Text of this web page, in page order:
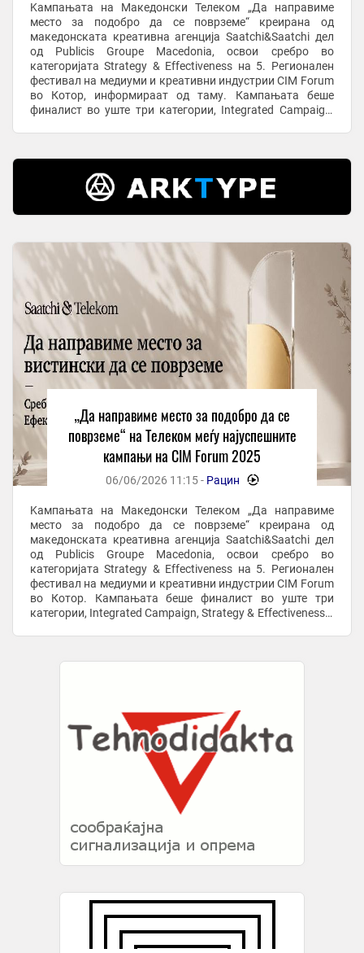
Kампањата на Македонски Телеком „Да направиме
место за подобро да се поврземе“ креирана од
македонската креативна агенција Saatchi&Saatchi дел
од Publicis Groupe Macedonia, освои сребро во
категоријата Strategy & Effectiveness на 5. Регионален
фестивал на медиуми и креативни индустрии CIM Forum
во Котор, информираат од таму. Кампањата беше
финалист во уште три категории, Integrated Campaign,
„Да направиме место за подобро да се
поврземе“ на Телеком меѓу најуспешните
кампањи на CIM Forum 2025
06/06/2026 11:15 - Рацин -
Kампањата на Македонски Телеком „Да направиме
место за подобро да се поврземе“ креирана од
македонската креативна агенција Saatchi&Saatchi дел
од Publicis Groupe Macedonia, освои сребро во
категоријата Strategy & Effectiveness на 5. Регионален
фестивал на медиуми и креативни индустрии CIM Forum
во Котор. Кампањата беше финалист во уште три
категории, Integrated Campaign, Strategy & Effectiveness и